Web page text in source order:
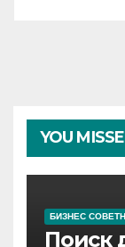
YOU
БИЗНЕС
Поиск